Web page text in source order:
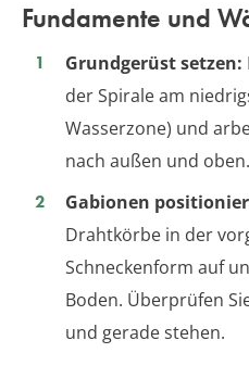
Fundamente und
Grundgerüst setzen:
der Spirale am
Wasserzone) und
nach außen und oben.
Gabionen
Drahtkörbe in der
Schneckenform auf
Boden. Überprüfen
und gerade stehen.